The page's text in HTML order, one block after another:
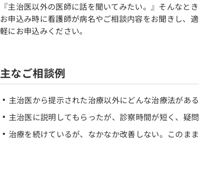
『主治医以外の医師に話を聞いてみたい。』そんなと
お申込み時に看護師が病名やご相談内容をお聞きし、
軽にお申込みください。
主なご相談例
主治医から提示された治療以外にどんな治療法があ
主治医に説明してもらったが、診察時間が短く、疑
治療を続けているが、なかなか改善しない。このま